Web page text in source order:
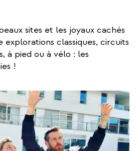
sites et les joyaux cachés
explorations classiques, circuits
à pied ou à vélo : les
!